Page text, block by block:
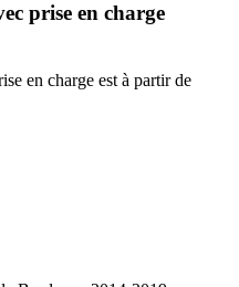
prise en charge
en charge est à partir de